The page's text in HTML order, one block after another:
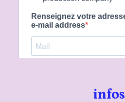
infos